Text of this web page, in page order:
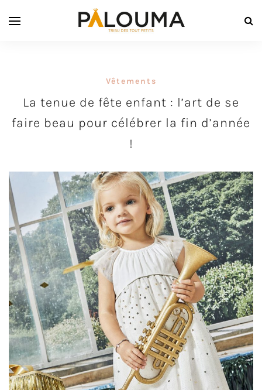
Vêtements
La tenue de fête enfant : l’art de se
faire beau pour célébrer la fin d’année
!